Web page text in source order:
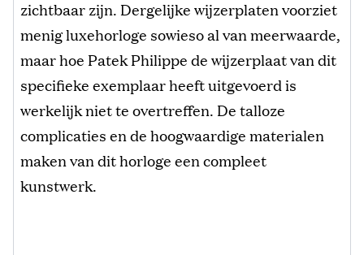
zichtbaar zijn. Dergelijke wijzerplaten voorziet
menig luxehorloge sowieso al van meerwaarde,
maar hoe Patek Philippe de wijzerplaat van dit
specifieke exemplaar heeft uitgevoerd is
werkelijk niet te overtreffen. De talloze
complicaties en de hoogwaardige materialen
maken van dit horloge een compleet
kunstwerk.